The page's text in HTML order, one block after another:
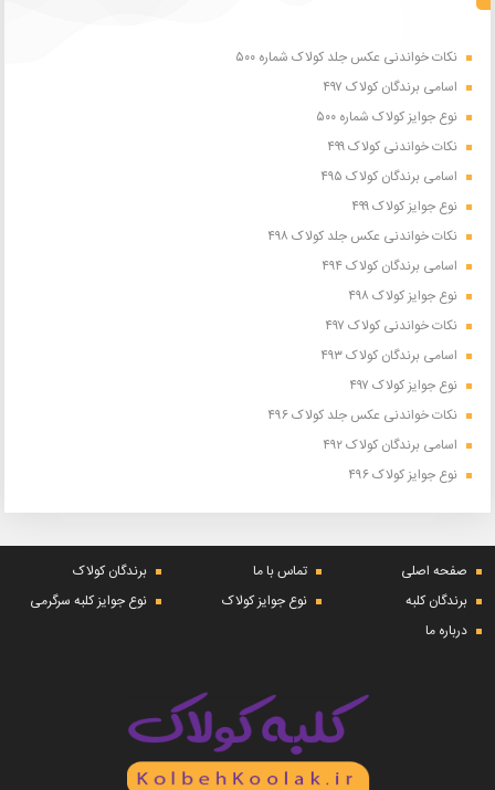
نکات خواندنی عکس جلد کولاک شماره ۵۰۰
اسامی برندگان کولاک ۴۹۷
نوع جوایز کولاک شماره ۵۰۰
نکات خواندنی کولاک ۴۹۹
اسامی برندگان کولاک ۴۹۵
نوع جوایز کولاک ۴۹۹
نکات خواندنی عکس جلد کولاک ۴۹۸
اسامی برندگان کولاک ۴۹۴
نوع جوایز کولاک ۴۹۸
نکات خواندنی کولاک ۴۹۷
اسامی برندگان کولاک ۴۹۳
نوع جوایز کولاک ۴۹۷
نکات خواندنی عکس جلد کولاک ۴۹۶
اسامی برندگان کولاک ۴۹۲
نوع جوایز کولاک ۴۹۶
صفحه اصلی تماس با ما
برندگان کولاک
برندگان کلبه
نوع جوایز کولاک
نوع جوایز کلبه سرگرمی
درباره ما